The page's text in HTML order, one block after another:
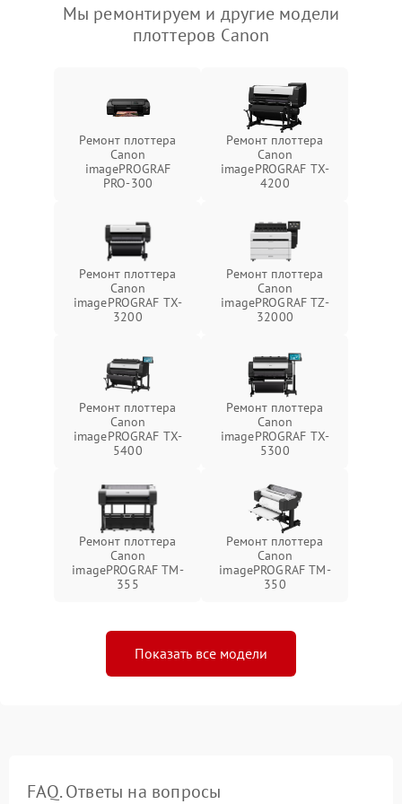
Мы ремонтируем и другие модели
плоттеров Canon
Ремонт плоттера
Canon
imagePROGRAF
PRO-300
Ремонт плоттера
Canon
imagePROGRAF TX-
4200
Ремонт плоттера
Canon
imagePROGRAF TX-
3200
Ремонт плоттера
Canon
imagePROGRAF TZ-
32000
Ремонт плоттера
Canon
imagePROGRAF TX-
5400
Ремонт плоттера
Canon
imagePROGRAF TX-
5300
Ремонт плоттера
Canon
imagePROGRAF TM-
355
Ремонт плоттера
Canon
imagePROGRAF TM-
350
Показать все модели
FAQ. Ответы на вопросы